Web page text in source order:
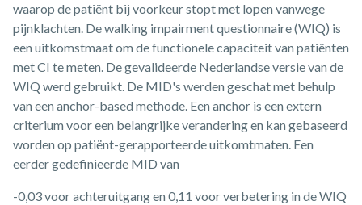
waarop de patiënt bij voorkeur stopt met lopen vanwege
pijnklachten. De walking impairment questionnaire (WIQ) is
een uitkomstmaat om de functionele capaciteit van patiënten
met CI te meten. De gevalideerde Nederlandse versie van de
WIQ werd gebruikt. De MID's werden geschat met behulp
van een anchor-based methode. Een anchor is een extern
criterium voor een belangrijke verandering en kan gebaseerd
worden op patiënt-gerapporteerde uitkomtmaten. Een
eerder gedefinieerde MID van
-0,03 voor achteruitgang en 0,11 voor verbetering in de WIQ